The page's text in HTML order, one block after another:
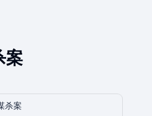
案
杀案